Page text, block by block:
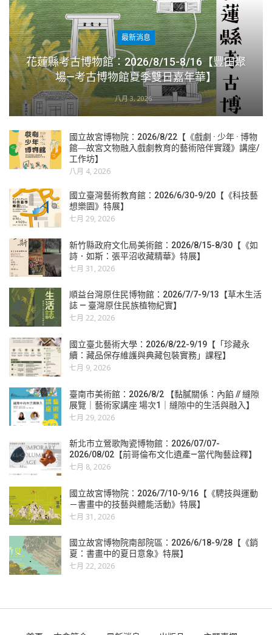
最新消息
花蓮縣考古博物館：2026/8/15-8/16【豐田聚
場—考古博物館夏季雙日嘉年華】
八月 3, 2026
國立故宮博物院：2026/8/22【《戲劇 · 少年 · 博物
館―故宮文物融入戲劇教育的藝術陪伴實踐》講座/
工作坊】
八月 4, 2026
國立臺灣藝術教育館：2026/6/30-9/20【《科技藝
想樂園》特展】
七月 29, 2026
新竹縣政府文化局美術館：2026/8/15-8/30【《如
詩．如斯：張平沼收藏精華》特展】
七月 31, 2026
順益台灣原住民博物館：2026/7/7-9/13【草木生活
誌 — 臺灣原住民族植物紀實】
七月 22, 2026
國立臺北藝術大學：2026/8/22-9/19【「珍藏永
續：藏品保存維護與典藏包裝實務」課程】
七月 9, 2026
臺南市美術館：2026/8/2 【黏膩關係：內餡 // 縫隙
展覽｜藝術家講座 場次1｜縫隙中的生活與融入】
七月 29, 2026
新北市立鶯歌陶瓷博物館：2026/07/07-
2026/08/02【前哥倫布文化遺產—當代陶藝詮釋】
七月 8, 2026
國立故宮博物院：2026/7/10-9/16【《騁技與運動
－書畫中的技藝與體能活動》特展】
七月 31, 2026
國立故宮博物院南部院區：2026/6/18-9/28【《銷
夏：書畫中的夏日意象》特展】
七月 22, 2026